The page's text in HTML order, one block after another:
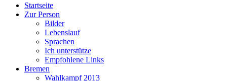
Startseite
Zur Person
Bilder
Lebenslauf
Sprachen
Ich unterstütze
Empfohlene Links
Bremen
Wahlkampf 2013